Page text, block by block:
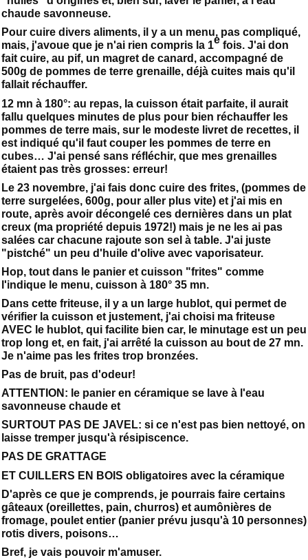
chaude savonneuse.
Pour cuire divers aliments, il y a un menu, pas compliqué,
mais, j'avoue que je n'ai rien compris la 1e fois. J'ai don
fait cuire, au pif, un magret de canard, accompagné de
500g de pommes de terre grenaille, déjà cuites mais qu'il
fallait réchauffer.
12 mn à 180°: au repas, la cuisson était parfaite, il aurait
fallu quelques minutes de plus pour bien réchauffer les
pommes de terre mais, sur le modeste livret de recettes, il
est indiqué qu'il faut couper les pommes de terre en
cubes… J'ai pensé sans réfléchir, que mes grenailles
étaient pas très grosses: erreur!
Le 23 novembre, j'ai fais donc cuire des frites, (pommes de
terre surgelées, 600g, pour aller plus vite) et j'ai mis en
route, après avoir décongelé ces dernières dans un plat
creux (ma propriété depuis 1972!) mais je ne les ai pas
salées car chacune rajoute son sel à table. J'ai juste
"pistché" un peu d'huile d'olive avec vaporisateur.
Hop, tout dans le panier et cuisson "frites" comme
l'indique le menu, cuisson à 180° 35 mn.
Dans cette friteuse, il y a un large hublot, qui permet de
vérifier la cuisson et justement, j'ai choisi ma friteuse
AVEC le hublot, qui facilite bien car, le minutage est un peu
trop long et, en fait, j'ai arrêté la cuisson au bout de 27 mn.
Je n'aime pas les frites trop bronzées.
Pas de bruit, pas d'odeur!
ATTENTION: le panier en céramique se lave à l'eau
savonneuse chaude et
SURTOUT PAS DE JAVEL: si ce n'est pas bien nettoyé, on
laisse tremper jusqu'à résipiscence.
PAS DE GRATTAGE
ET CUILLERS EN BOIS obligatoires avec la céramique
D'après ce que je comprends, je pourrais faire certains
gâteaux (oreillettes, pain, churros) et aumônières de
fromage, poulet entier (panier prévu jusqu'à 10 personnes)
rotis divers, poisons…
Bref, je vais pouvoir m'amuser.